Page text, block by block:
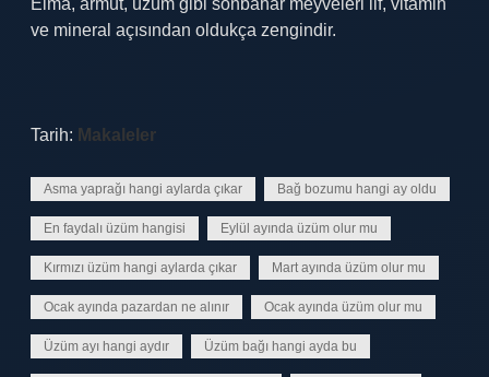
Elma, armut, üzüm gibi sonbahar meyveleri lif, vitamin
ve mineral açısından oldukça zengindir.
Tarih: Makaleler
Asma yaprağı hangi aylarda çıkar Bağ bozumu hangi ay oldu
En faydalı üzüm hangisi Eylül ayında üzüm olur mu
Kırmızı üzüm hangi aylarda çıkar Mart ayında üzüm olur mu
Ocak ayında pazardan ne alınır Ocak ayında üzüm olur mu
Üzüm ayı hangi aydır Üzüm bağı hangi ayda bu